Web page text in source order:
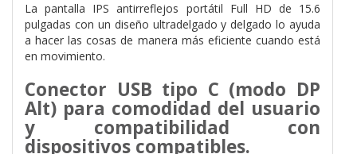
La pantalla IPS antirreflejos portátil Full HD de 15.6
pulgadas con un diseño ultradelgado y delgado lo ayuda
a hacer las cosas de manera más eficiente cuando está
en movimiento.
Conector USB tipo C (modo DP
Alt) para comodidad del usuario
y compatibilidad con
dispositivos compatibles.